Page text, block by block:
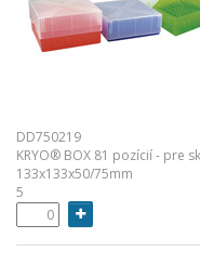
DD750219
KRYO® BOX 81 pozícií - pre
133x133x50/75mm
5